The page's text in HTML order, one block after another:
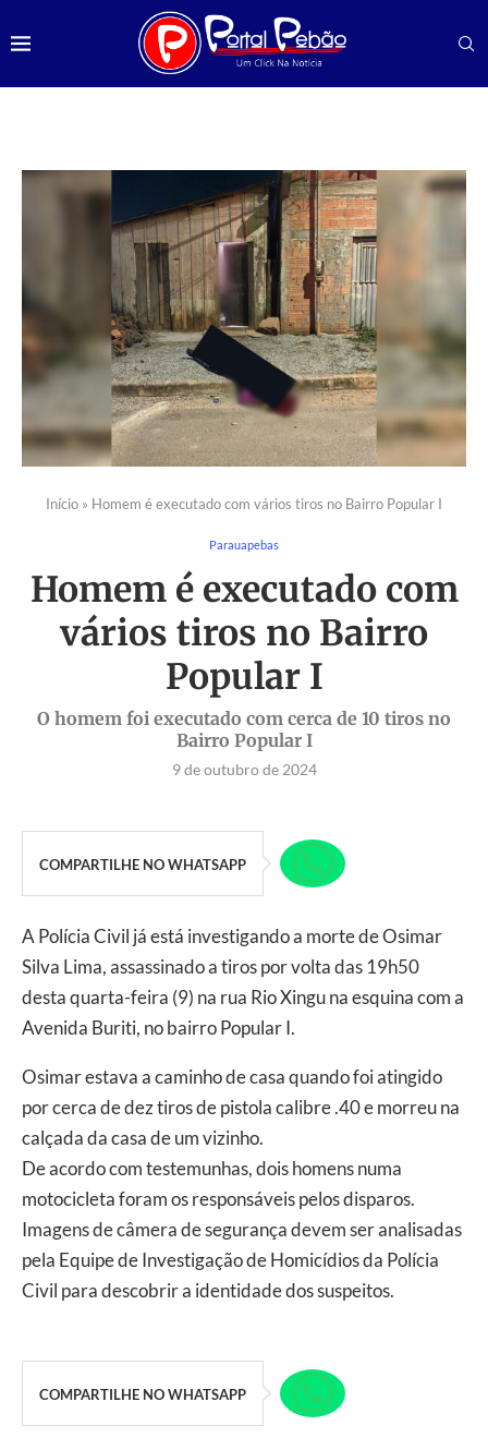
Início » Homem é executado com vários tiros no Bairro Popular I
Parauapebas
Homem é executado com
vários tiros no Bairro
Popular I
O homem foi executado com cerca de 10 tiros no
Bairro Popular I
9 de outubro de 2024
COMPARTILHE NO WHATSAPP
A Polícia Civil já está investigando a morte de Osimar
Silva Lima, assassinado a tiros por volta das 19h50
desta quarta-feira (9) na rua Rio Xingu na esquina com a
Avenida Buriti, no bairro Popular I.
Osimar estava a caminho de casa quando foi atingido
por cerca de dez tiros de pistola calibre .40 e morreu na
calçada da casa de um vizinho.
De acordo com testemunhas, dois homens numa
motocicleta foram os responsáveis pelos disparos.
Imagens de câmera de segurança devem ser analisadas
pela Equipe de Investigação de Homicídios da Polícia
Civil para descobrir a identidade dos suspeitos.
COMPARTILHE NO WHATSAPP